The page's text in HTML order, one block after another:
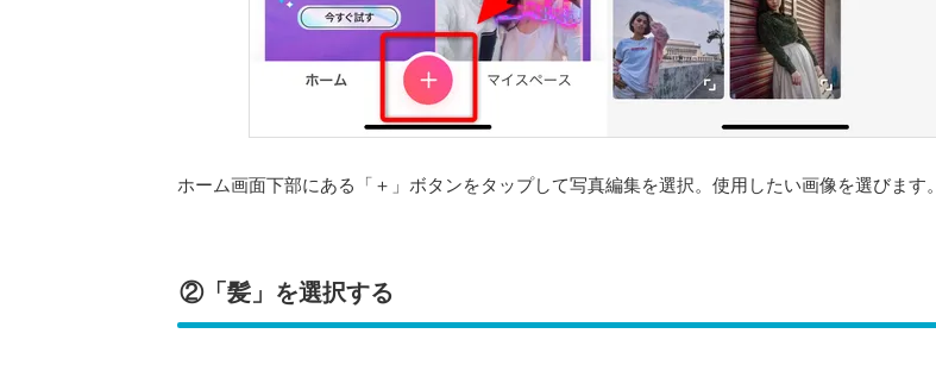
ホーム画面下部にある「＋」ボタンをタップして写真編集を選択。使用したい画像を選びます。
②「髪」を選択する